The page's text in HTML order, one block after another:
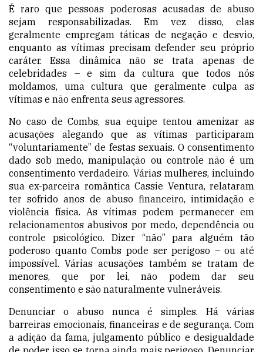
É raro que pessoas poderosas acusadas de abuso
sejam responsabilizadas. Em vez disso, elas
geralmente empregam táticas de negação e desvio,
enquanto as vítimas precisam defender seu próprio
caráter. Essa dinâmica não se trata apenas de
celebridades – e sim da cultura que todos nós
moldamos, uma cultura que geralmente culpa as
vítimas e não enfrenta seus agressores.
No caso de Combs, sua equipe tentou amenizar as
acusações alegando que as vítimas participaram
“voluntariamente” de festas sexuais. O consentimento
dado sob medo, manipulação ou controle não é um
consentimento verdadeiro. Várias mulheres, incluindo
sua ex-parceira romântica Cassie Ventura, relataram
ter sofrido anos de abuso financeiro, intimidação e
violência física. As vítimas podem permanecer em
relacionamentos abusivos por medo, dependência ou
controle psicológico. Dizer “não” para alguém tão
poderoso quanto Combs pode ser perigoso – ou até
impossível. Várias acusações também se tratam de
menores, que por lei, não podem dar seu
consentimento e são naturalmente vulneráveis.
Denunciar o abuso nunca é simples. Há várias
barreiras emocionais, financeiras e de segurança. Com
a adição da fama, julgamento público e desigualdade